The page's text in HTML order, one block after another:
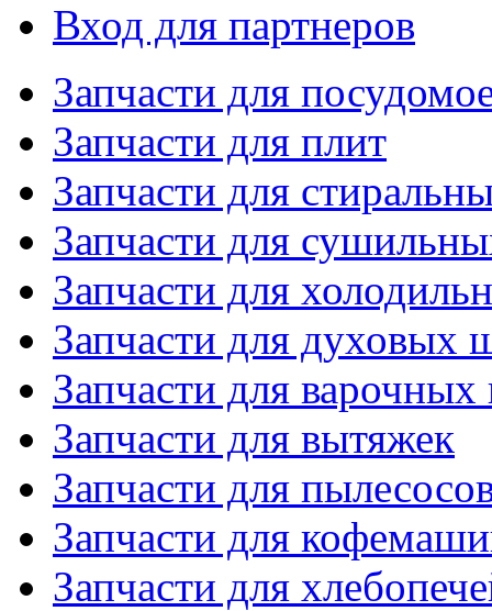
Вход для партнеров
Запчасти для
Запчасти для плит
Запчасти для
Запчасти для
Запчасти для
Запчасти для духовых
Запчасти для варочных
Запчасти для вытяжек
Запчасти для
Запчасти для
Запчасти для